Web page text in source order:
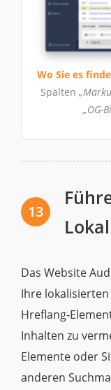
Wo Sie es
Spalten
„OG-
13
Das Website
Ihre
Hreflang-
Inhalten zu
Elemente oder
anderen